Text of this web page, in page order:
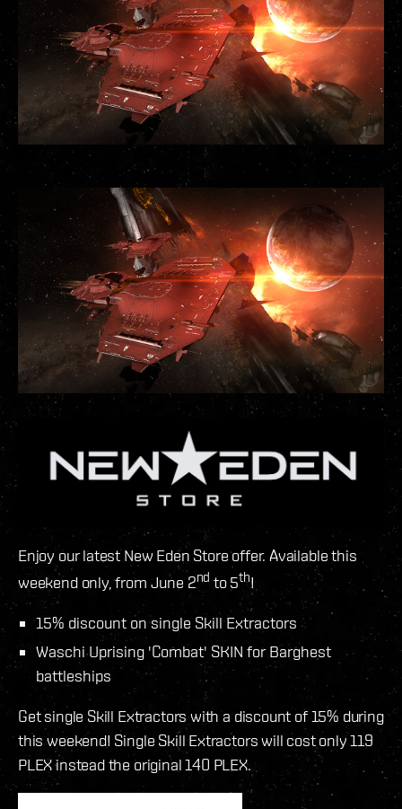
Enjoy our latest New Eden Store offer. Available this
weekend only, from June 2nd to 5th!
15% discount on single Skill Extractors
Waschi Uprising 'Combat' SKIN for Barghest
battleships
Get single Skill Extractors with a discount of 15% during
this weekend! Single Skill Extractors will cost only 119
PLEX instead the original 140 PLEX.